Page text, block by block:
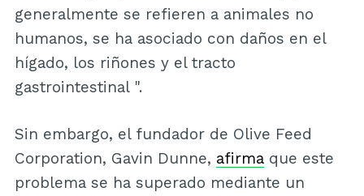
generalmente se refieren a animales no
humanos, se ha asociado con daños en el
hígado, los riñones y el tracto
gastrointestinal ".
Sin embargo, el fundador de Olive Feed
Corporation, Gavin Dunne, afirmaque este
problema se ha superado mediante un